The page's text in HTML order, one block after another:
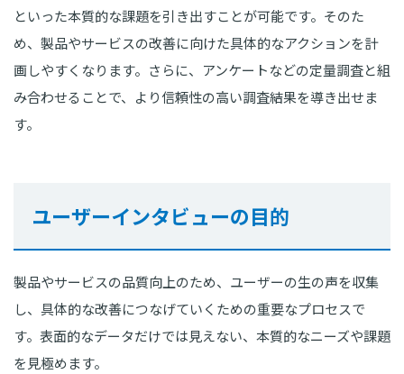
といった本質的な課題を引き出すことが可能です。そのた
め、製品やサービスの改善に向けた具体的なアクションを計
画しやすくなります。さらに、アンケートなどの定量調査と組
み合わせることで、より信頼性の高い調査結果を導き出せま
す。
ユーザーインタビューの目的
製品やサービスの品質向上のため、ユーザーの生の声を収集
し、具体的な改善につなげていくための重要なプロセスで
す。表面的なデータだけでは見えない、本質的なニーズや課題
を見極めます。